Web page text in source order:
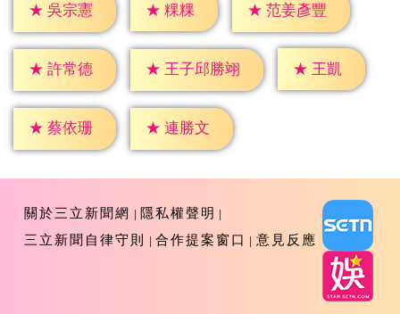
★ 吳宗憲 ★ 粿粿 ★ 范姜彥豐
★ 許常德 ★ 王子邱勝翊 ★ 王凱
★ 蔡依珊 ★ 連勝文
關於三立新聞網
隱私權聲明
三立新聞自律守則
合作提案窗口 意見反應